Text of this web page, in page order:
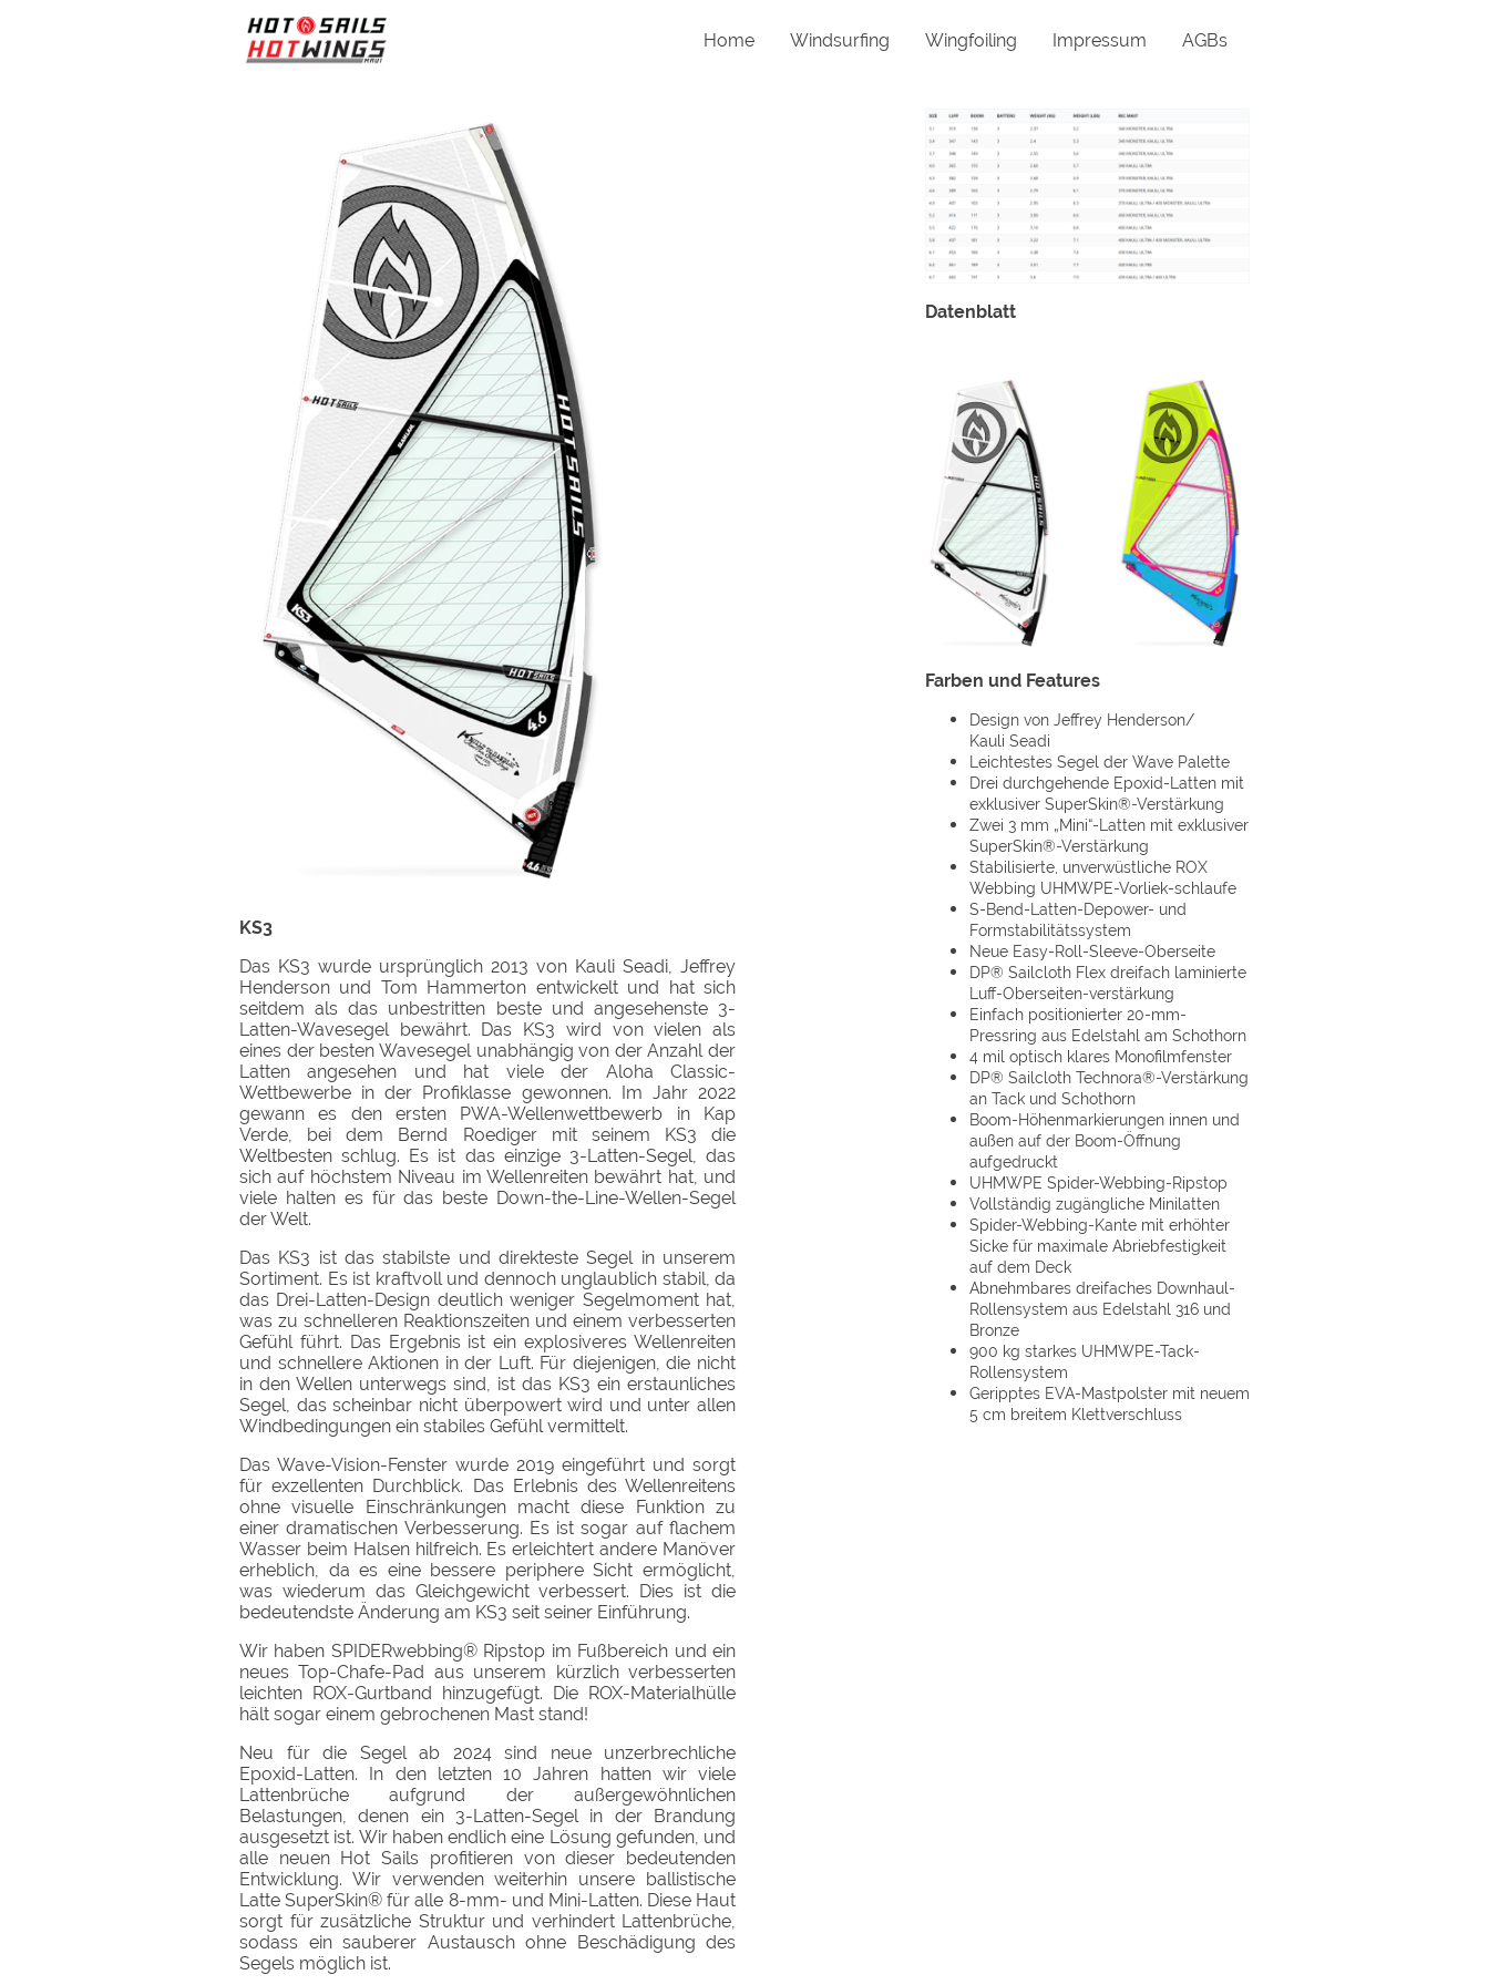
Home Windsurfing Wingfoiling Impressum AGBs
KS3
Das KS3 wurde ursprünglich 2013 von Kauli Seadi, Jeffrey
Henderson und Tom Hammerton entwickelt und hat sich
seitdem als das unbestritten beste und angesehenste 3-
Latten-Wavesegel bewährt. Das KS3 wird von vielen als
eines der besten Wavesegel unabhängig von der Anzahl der
Latten angesehen und hat viele der Aloha Classic-
Wettbewerbe in der Profiklasse gewonnen. Im Jahr 2022
gewann es den ersten PWA-Wellenwettbewerb in Kap
Verde, bei dem Bernd Roediger mit seinem KS3 die
Weltbesten schlug. Es ist das einzige 3-Latten-Segel, das
sich auf höchstem Niveau im Wellenreiten bewährt hat, und
viele halten es für das beste Down-the-Line-Wellen-Segel
der Welt.
Das KS3 ist das stabilste und direkteste Segel in unserem
Sortiment. Es ist kraftvoll und dennoch unglaublich stabil, da
das Drei-Latten-Design deutlich weniger Segelmoment hat,
was zu schnelleren Reaktionszeiten und einem verbesserten
Gefühl führt. Das Ergebnis ist ein explosiveres Wellenreiten
und schnellere Aktionen in der Luft. Für diejenigen, die nicht
in den Wellen unterwegs sind, ist das KS3 ein erstaunliches
Segel, das scheinbar nicht überpowert wird und unter allen
Windbedingungen ein stabiles Gefühl vermittelt.
Das Wave-Vision-Fenster wurde 2019 eingeführt und sorgt
für exzellenten Durchblick. Das Erlebnis des Wellenreitens
ohne visuelle Einschränkungen macht diese Funktion zu
einer dramatischen Verbesserung. Es ist sogar auf flachem
Wasser beim Halsen hilfreich. Es erleichtert andere Manöver
erheblich, da es eine bessere periphere Sicht ermöglicht,
was wiederum das Gleichgewicht verbessert. Dies ist die
bedeutendste Änderung am KS3 seit seiner Einführung.
Wir haben SPIDERwebbing® Ripstop im Fußbereich und ein
neues Top-Chafe-Pad aus unserem kürzlich verbesserten
leichten ROX-Gurtband hinzugefügt. Die ROX-Materialhülle
hält sogar einem gebrochenen Mast stand!
Neu für die Segel ab 2024 sind neue unzerbrechliche
Epoxid-Latten. In den letzten 10 Jahren hatten wir viele
Lattenbrüche aufgrund der außergewöhnlichen
Belastungen, denen ein 3-Latten-Segel in der Brandung
ausgesetzt ist. Wir haben endlich eine Lösung gefunden, und
alle neuen Hot Sails profitieren von dieser bedeutenden
Entwicklung. Wir verwenden weiterhin unsere ballistische
Latte SuperSkin® für alle 8-mm- und Mini-Latten. Diese Haut
sorgt für zusätzliche Struktur und verhindert Lattenbrüche,
sodass ein sauberer Austausch ohne Beschädigung des
Segels möglich ist.
Datenblatt
Farben und Features
Design von Jeffrey Henderson/
Kauli Seadi
Leichtestes Segel der Wave Palette
Drei durchgehende Epoxid-Latten mit
exklusiver SuperSkin®-Verstärkung
Zwei 3 mm „Mini“-Latten mit exklusiver
SuperSkin®-Verstärkung
Stabilisierte, unverwüstliche ROX
Webbing UHMWPE-Vorliek-schlaufe
S-Bend-Latten-Depower- und
Formstabilitätssystem
Neue Easy-Roll-Sleeve-Oberseite
DP® Sailcloth Flex dreifach laminierte
Luff-Oberseiten-verstärkung
Einfach positionierter 20-mm-
Pressring aus Edelstahl am Schothorn
4 mil optisch klares Monofilmfenster
DP® Sailcloth Technora®-Verstärkung
an Tack und Schothorn
Boom-Höhenmarkierungen innen und
außen auf der Boom-Öffnung
aufgedruckt
UHMWPE Spider-Webbing-Ripstop
Vollständig zugängliche Minilatten
Spider-Webbing-Kante mit erhöhter
Sicke für maximale Abriebfestigkeit
auf dem Deck
Abnehmbares dreifaches Downhaul-
Rollensystem aus Edelstahl 316 und
Bronze
900 kg starkes UHMWPE-Tack-
Rollensystem
Geripptes EVA-Mastpolster mit neuem
5 cm breitem Klettverschluss